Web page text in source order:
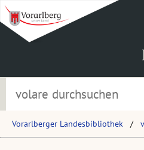
Vorarlberger Landesbibliothek